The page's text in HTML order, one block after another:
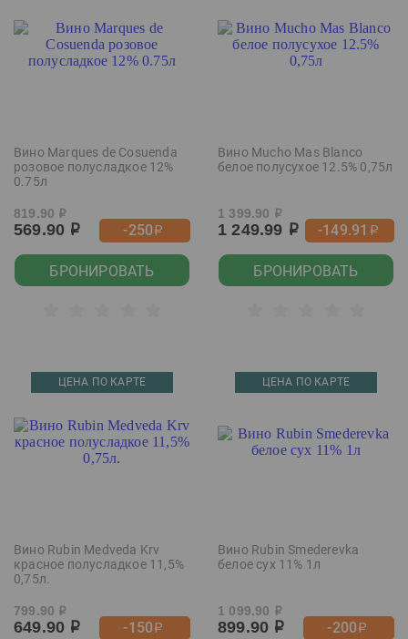
Вино Marques de Cosuenda
розовое полусладкое 12%
0.75л
819.90 р
569.90 р -250р
БРОНИРОВАТЬ
Вино Mucho Mas Blanco
белое полусухое 12.5% 0,75л
1 399.90 р
1 249.99 р -149.91 р
БРОНИРОВАТЬ
ЦЕНА ПО КАРТЕ
Вино Rubin Medveda Krv
красное полусладкое 11,5%
0,75л.
799.90 р
649.90 р -150р
ЦЕНА ПО КАРТЕ
Вино Rubin Smederevka
белое сух 11% 1л
1 099.90 р
899.90 р -200р